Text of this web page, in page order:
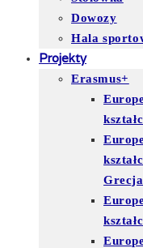
Dowozy
Hala
Projekty
Erasmus+